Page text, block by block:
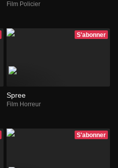
Film Policier
S'abonner
Spree
Film Horreur
S'abonner